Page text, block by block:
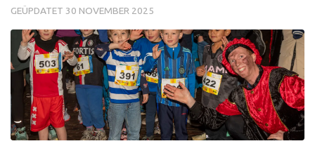
GEÜPDATET 30 NOVEMBER 2025